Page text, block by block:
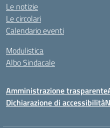
Le notizie
Le circolari
Calendario eventi
Modulistica
Albo Sindacale
Amministrazione trasparente
Dichiarazione di accessibilità